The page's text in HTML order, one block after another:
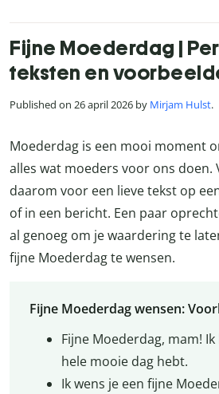
Fijne Moederdag |
teksten en
Published on 26 april 2026 by Mirjam Hulst.
Moederdag is een mooi moment
alles wat moeders voor ons doen.
daarom voor een lieve tekst op
of in een bericht. Een paar
al genoeg om je waardering te
fijne Moederdag te wensen.
Fijne Moederdag wensen:
Fijne Moederdag, mam!
hele mooie dag hebt.
Ik wens je een fijne